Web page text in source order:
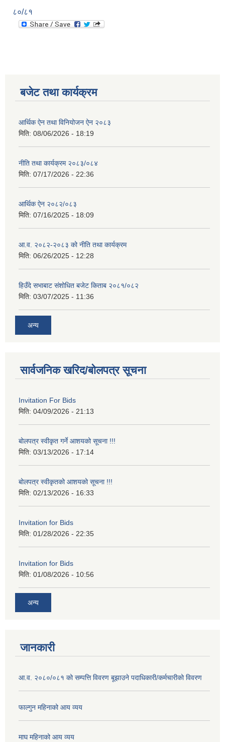
८०/८१
बजेट तथा कार्यक्रम
आर्थिक ऐन तथा विनियोजन ऐन २०८३
मिति: 08/06/2026 - 18:19
नीति तथा कार्यक्रम २०८३/०८४
मिति: 07/17/2026 - 22:36
आर्थिक ऐन २०८२/०८३
मिति: 07/16/2025 - 18:09
आ.व. २०८२-२०८३ को नीति तथा कार्यक्रम
मिति: 06/26/2025 - 12:28
हिउँदे सभाबाट संशोधित बजेट किताब २०८१/०८२
मिति: 03/07/2025 - 11:36
अन्य
सार्वजनिक खरिद/बोलपत्र सूचना
Invitation For Bids
मिति: 04/09/2026 - 21:13
बोलपत्र स्वीकृत गर्ने आशयको सूचना !!!
मिति: 03/13/2026 - 17:14
बोलपत्र स्वीकृतको आशयको सूचना !!!
मिति: 02/13/2026 - 16:33
Invitation for Bids
मिति: 01/28/2026 - 22:35
Invitation for Bids
मिति: 01/08/2026 - 10:56
अन्य
जानकारी
आ.व. २०८०/०८१ को सम्पत्ति विवरण बूझाउने पदाधिकारी/कर्मचारीको विवरण
फाल्गुन महिनाको आय व्यय
माघ महिनाको आय व्यय